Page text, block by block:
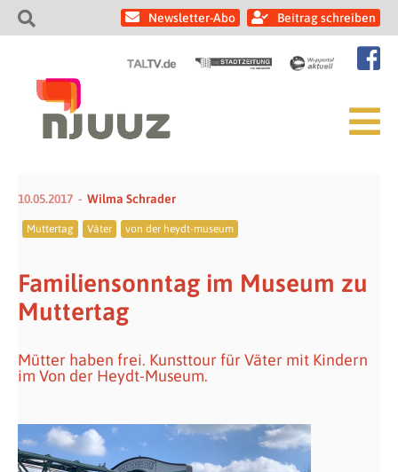
Newsletter-Abo Beitrag schreiben
10.05.2017 Wilma Schrader
Muttertag Väter von der heydt-museum
Familiensonntag im Museum zu
Muttertag
Mütter haben frei. Kunsttour für Väter mit Kindern
im Von der Heydt-Museum.